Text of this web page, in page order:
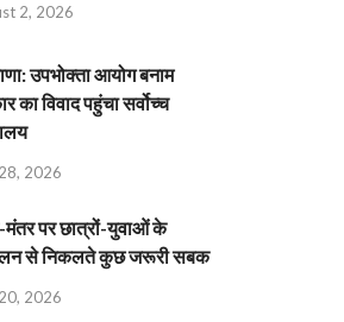
2, 2026
उपभोक्ता आयोग बनाम
का विवाद पहुंचा सर्वोच्च
2026
पर छात्रों-युवाओं के
से निकलते कुछ जरूरी सबक
2026